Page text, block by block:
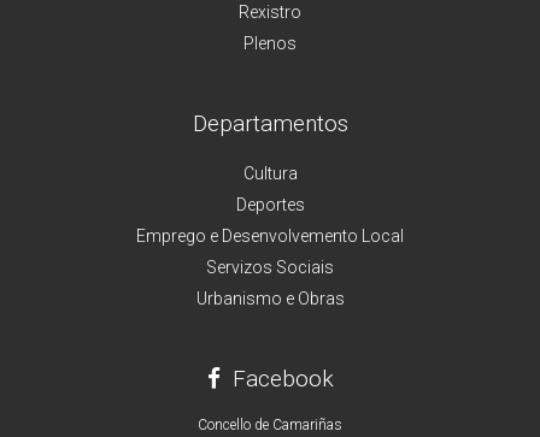
Rexistro
Plenos
Departamentos
Cultura
Deportes
Emprego e Desenvolvemento Local
Servizos Sociais
Urbanismo e Obras
Facebook
Concello de Camariñas